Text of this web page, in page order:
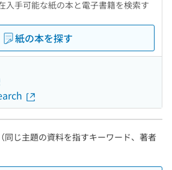
入手可能な紙の本と電子書籍を検索す
紙の本を探す
同じ主題の資料を指すキーワード、著者